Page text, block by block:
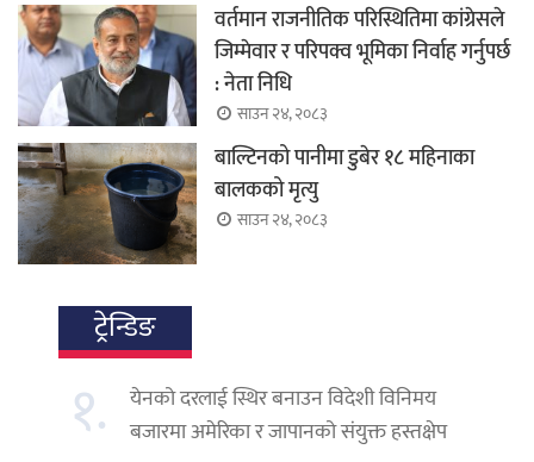
वर्तमान राजनीतिक परिस्थितिमा कांग्रेसले
जिम्मेवार र परिपक्व भूमिका निर्वाह गर्नुपर्छ
: नेता निधि
साउन २४, २०८३
बाल्टिनको पानीमा डुबेर १८ महिनाका
बालकको मृत्यु
साउन २४, २०८३
ट्रेन्डिङ
१.
येनको दरलाई स्थिर बनाउन विदेशी विनिमय
बजारमा अमेरिका र जापानको संयुक्त हस्तक्षेप